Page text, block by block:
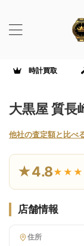
時計買取
大黒屋 質長
他社の査定額と比べ
★4.8
店舗情報
住所